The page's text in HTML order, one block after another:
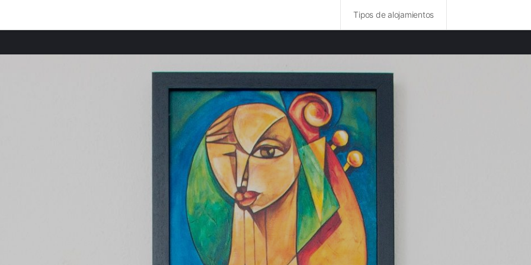
Tipos de alojamientos
Casas rurales en Cartagena provincia
Casas rurales en Condado de Broward provincia
Casas rurales en Condado de Fort Bend provincia
Casas rurales en Condado de Bexar provincia
Casas rurales en Condado de Suffolk provincia
Casas rurales en Condado de Cook provincia
Casas rurales en Callao
Casas rurales en Pichincha
Casas rurales en Cundinamarca
Casas rurales en Región Metropolitana
Casas rurales en Antioquia
Casas rurales en Estado de Paraná